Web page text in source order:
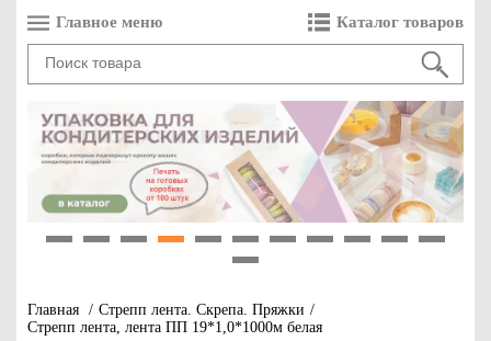
Главное меню Каталог товаров
Главная / Стрепп лента. Скрепа. Пряжки /
Стрепп лента, лента ПП 19*1,0*1000м белая